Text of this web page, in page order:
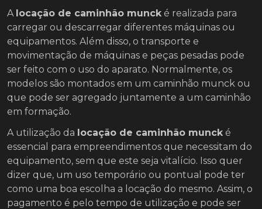
A locação de caminhão munck é realizada para
carregar ou descarregar diferentes máquinas ou
equipamentos. Além disso, o transporte e
movimentação de máquinas e peças pesadas pode
ser feito com o uso do aparato. Normalmente, os
modelos são montados em um caminhão munck ou
que pode ser agregado juntamente a um caminhão
em formação.
A utilização da locação de caminhão munck é
essencial para empreendimentos que necessitam do
equipamento, sem que este seja vitalício. Isso quer
dizer que, um uso temporário ou pontual pode ter
como uma boa escolha a locação do mesmo. Assim, o
pagamento é pelo tempo de utilização e pode ser